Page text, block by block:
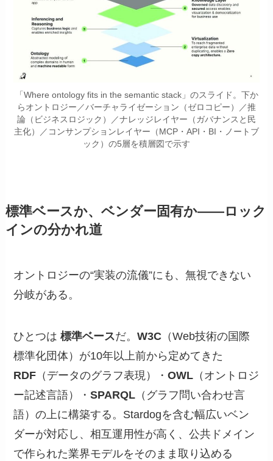
「Where ontology fits in the semantic stack」のスライド。下か
らオントロジー／バーチャライゼーション（ゼロコピー）／推
論（ビジネスロジック）／ナレッジレイヤー（ガバナンスと民
主化）／コンサンプションレイヤー（MCP・API・BI・ノートブ
ック）の5層を積層図で示す
標準ベースか、ベンダー固有か——ロック
インの分かれ道
オントロジーの“実装の流儀”にも、無視できない
分岐がある。
ひとつは標準ベースだ。W3C （Web技術の国際
標準化団体）が10年以上前から定めてきた
RDF （データのグラフ表現）・OWL （オントロジ
ー記述言語）・SPARQL （グラフ問い合わせ言
語）の上に構築する。Stardogを含む幅広いベン
ダーが対応し、相互運用性が高く、公共ドメイン
で作られた業界モデルをそのまま取り込める